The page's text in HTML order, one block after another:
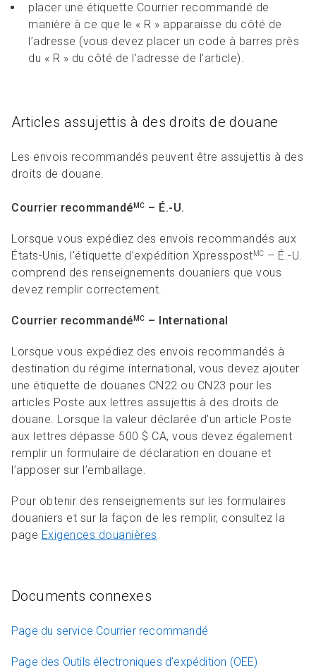
placer une étiquette Courrier recommandé de
manière à ce que le « R » apparaisse du côté de
l’adresse (vous devez placer un code à barres près
du « R » du côté de l’adresse de l’article).
Articles assujettis à des droits de douane
Les envois recommandés peuvent être assujettis à des
droits de douane.
Courrier recommandé MC – É.-U.
Lorsque vous expédiez des envois recommandés aux
États-Unis, l’étiquette d’expédition XpresspostMC – É.-U.
comprend des renseignements douaniers que vous
devez remplir correctement.
Courrier recommandé MC – International
Lorsque vous expédiez des envois recommandés à
destination du régime international, vous devez ajouter
une étiquette de douanes CN22 ou CN23 pour les
articles Poste aux lettres assujettis à des droits de
douane. Lorsque la valeur déclarée d’un article Poste
aux lettres dépasse 500 $ CA, vous devez également
remplir un formulaire de déclaration en douane et
l’apposer sur l’emballage.
Pour obtenir des renseignements sur les formulaires
douaniers et sur la façon de les remplir, consultez la
page Exigences douanières
Documents connexes
Page du service Courrier recommandé
Page des Outils électroniques d’expédition (OEE)